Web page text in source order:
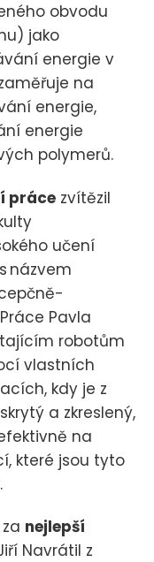
obvodu
jako
energie v
na
energie,
energie
polymerů.
práce zvítězil
učení
názvem
Pavla
robotům
vlastních
kdy je z
a zkreslený,
na
které jsou tyto
nejlepší
Navrátil z